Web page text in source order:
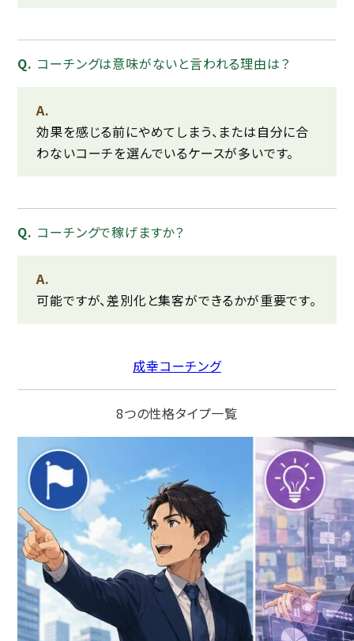
コーチングは意味がないと言われる理由は？
効果を感じる前にやめてしまう、または自分に合
わないコーチを選んでいるケースが多いです。
コーチングで稼げますか？
可能ですが、差別化と集客ができるかが重要です。
成幸コーチング
8つの性格タイプ一覧